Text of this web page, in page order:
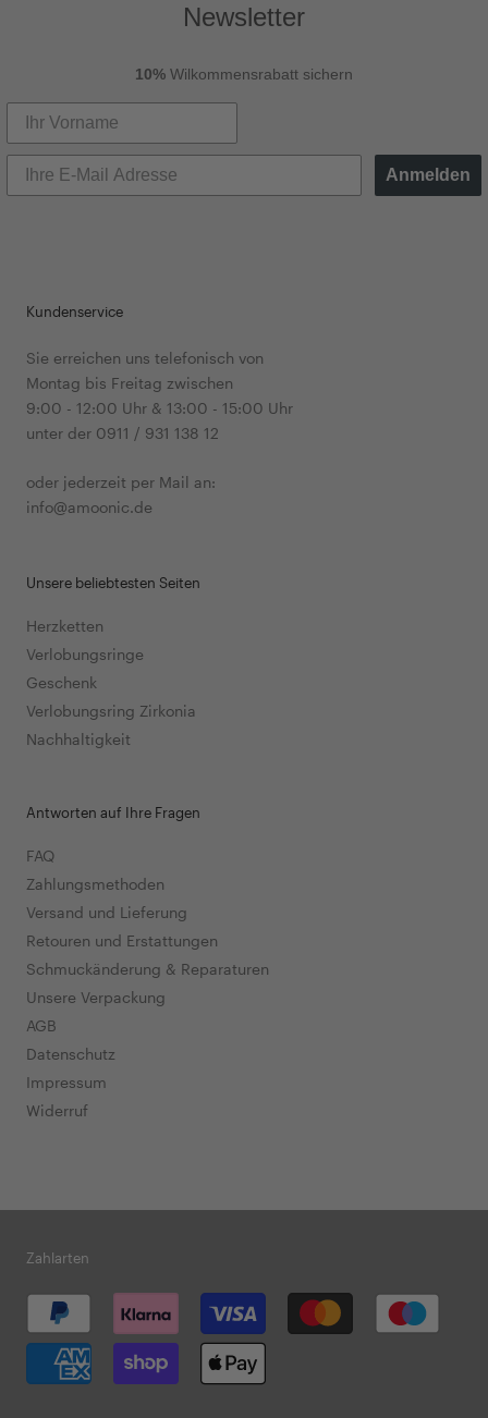
Newsletter
10% Wilkommensrabatt sichern
Anmelden
Kundenservice
Sie erreichen uns telefonisch von
Montag bis Freitag zwischen
9:00 - 12:00 Uhr & 13:00 - 15:00 Uhr
unter der 0911 / 931 138 12
oder jederzeit per Mail an:
info@amoonic.de
Unsere beliebtesten Seiten
Herzketten
Verlobungsringe
Geschenk
Verlobungsring Zirkonia
Nachhaltigkeit
Antworten auf Ihre Fragen
FAQ
Zahlungsmethoden
Versand und Lieferung
Retouren und Erstattungen
Schmuckänderung & Reparaturen
Unsere Verpackung
AGB
Datenschutz
Impressum
Widerruf
Zahlarten